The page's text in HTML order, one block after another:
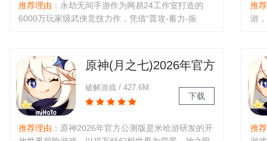
推荐理由 ：永劫无间手游作为网易24工作室打造的
6000万玩家级武侠竞技力作，凭借“普攻-蓄力-振
搜打撤摸金模式等多元玩法矩阵，..
推
游
四
原神(月之七)2026年官方
公测版
破解游戏 / 427.6M
下载
推荐理由 ：原神2026年官方公测版是米哈游研发的开
推